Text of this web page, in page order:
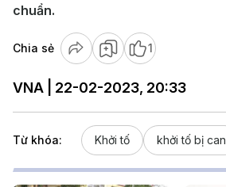
chuẩn.
Chia sẻ 1
VNA | 22-02-2023, 20:33
Từ khóa: Khởi tố khởi tố bị can